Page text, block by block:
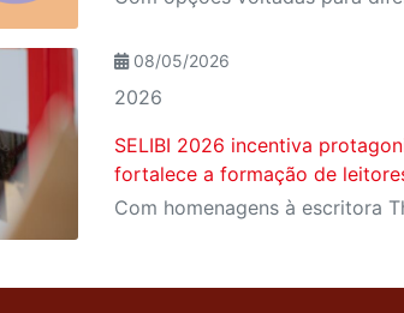
08/05/2026
2026
SELIBI 2026 incentiva
fortalece a formação de